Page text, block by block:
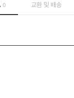
0 교환 및 배송